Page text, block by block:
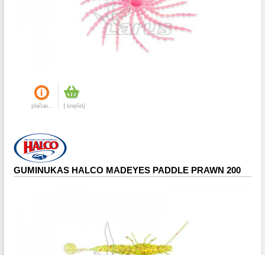
plačiau... Į krepšelį
GUMINUKAS HALCO MADEYES PADDLE PRAWN 200